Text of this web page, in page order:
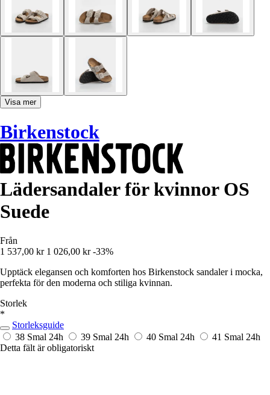
Visa mer
Birkenstock
Lädersandaler för kvinnor OS
Suede
Från
1 537,00 kr 1 026,00 kr -33%
Upptäck elegansen och komforten hos Birkenstock sandaler i mocka,
perfekta för den moderna och stiliga kvinnan.
Storlek
*
Storleksguide
38 Smal 24h 39 Smal 24h 40 Smal 24h 41 Smal 24h
Detta fält är obligatoriskt